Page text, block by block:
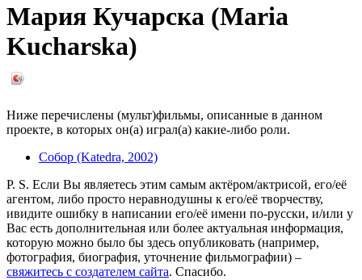
Мария Кучарска (Maria
Kucharska)
Ниже перечислены (мульт)фильмы, описанные в данном
проекте, в которых он(а) играл(а) какие-либо роли.
Собор (Katedra, 2002)
P. S. Если Вы являетесь этим самым актёром/актрисой, его/её
агентом, либо просто неравнодушны к его/её творчеству,
ивидите ошибку в написании его/её имени по-русски, и/или у
Вас есть дополнительная или более актуальная информация,
которую можно было бы здесь опубликовать (например,
фотография, биография, уточнение фильмографии) –
свяжитесь с создателем сайта. Спасибо.